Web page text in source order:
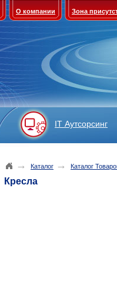
О компании Зона
IT Аутсорсинг
→ Каталог → Каталог
Кресла